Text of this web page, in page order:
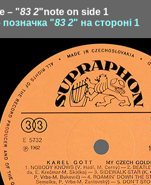
– "83 2"note on side 1
позначка "83 2" на стороні 1